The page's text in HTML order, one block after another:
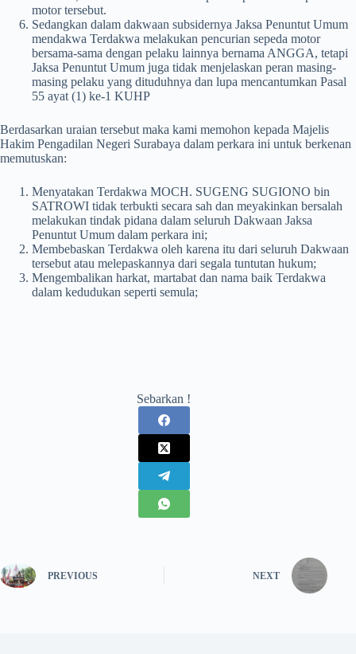
motor tersebut.
Sedangkan dalam dakwaan subsidernya Jaksa Penuntut Umum
mendakwa Terdakwa melakukan pencurian sepeda motor
bersama-sama dengan pelaku lainnya bernama ANGGA, tetapi
Jaksa Penuntut Umum juga tidak menjelaskan peran masing-
masing pelaku yang dituduhnya dan lupa mencantumkan Pasal
55 ayat (1) ke-1 KUHP
Berdasarkan uraian tersebut maka kami memohon kepada Majelis
Hakim Pengadilan Negeri Surabaya dalam perkara ini untuk berkenan
memutuskan:
Menyatakan Terdakwa MOCH. SUGENG SUGIONO bin
SATROWI tidak terbukti secara sah dan meyakinkan bersalah
melakukan tindak pidana dalam seluruh Dakwaan Jaksa
Penuntut Umum dalam perkara ini;
Membebaskan Terdakwa oleh karena itu dari seluruh Dakwaan
tersebut atau melepaskannya dari segala tuntutan hukum;
Mengembalikan harkat, martabat dan nama baik Terdakwa
dalam kedudukan seperti semula;
Sebarkan !
PREVIOUS NEXT